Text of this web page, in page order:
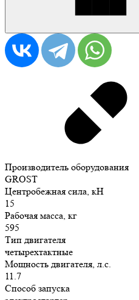
Производитель оборудования
GROST
Центробежная сила, кН
15
Рабочая масса, кг
595
Тип двигателя
четырехтактные
Мощность двигателя, л.с.
11.7
Способ запуска